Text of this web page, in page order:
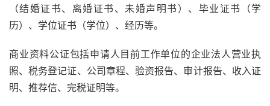
（结婚证书、离婚证书、未婚声明书）、毕业证书（学
历）、学位证书（学位）、经历等。
商业资料公证包括申请人目前工作单位的企业法人营业执
照、税务登记证、公司章程、验资报告、审计报告、收入证
明、推荐信、完税证明等。